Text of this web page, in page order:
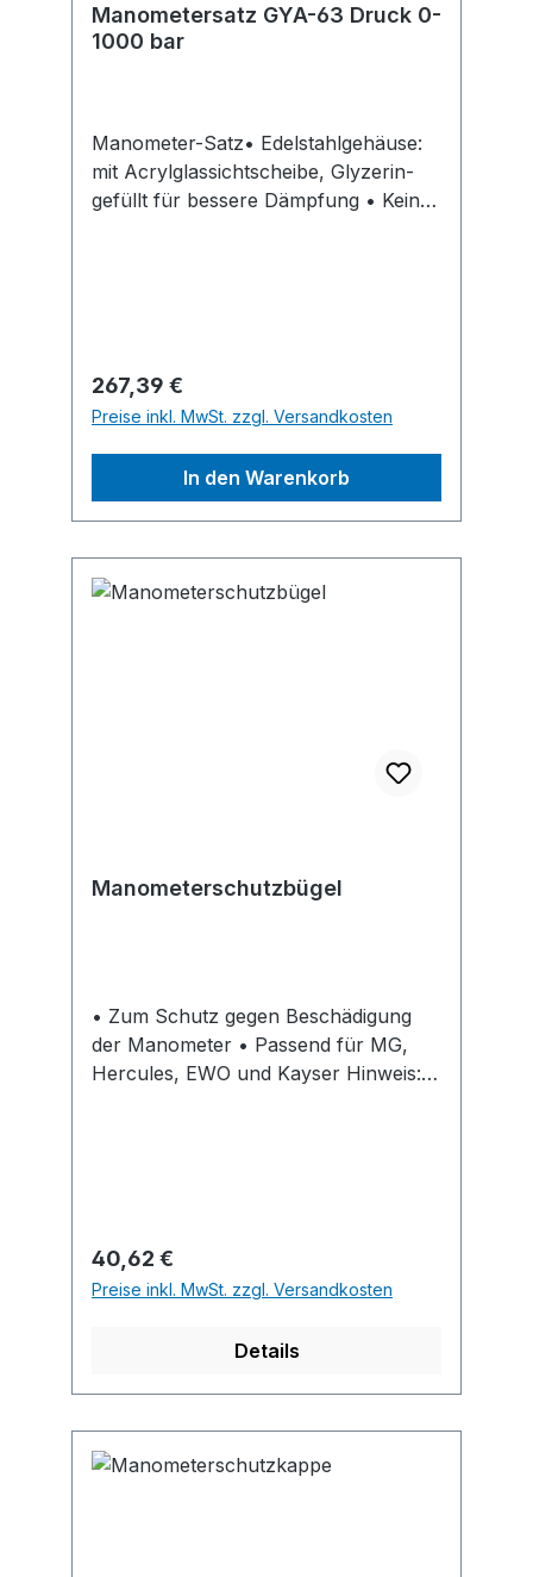
Manometersatz GYA-63 Druck 0-
1000 bar
Manometer-Satz• Edelstahlgehäuse:
mit Acrylglassichtscheibe, Glyzerin-
gefüllt für bessere Dämpfung • Keine
Für alle hydraulischen Handpumpen
des Modells HPS.Hersteller:
Columbus McKinnon EMEA GmbH,
Yale Allee 30, 42329 Wuppertal, DE,
+49202693590,
info.wuppertal@cmco.eu
Regulärer Preis:
267,39 €
Preise inkl. MwSt. zzgl. Versandkosten
In den Warenkorb
Manometerschutzbügel
• Zum Schutz gegen Beschädigung
der Manometer • Passend für MG,
Hercules, EWO und Kayser Hinweis:
Regulärer Preis:
40,62 €
Preise inkl. MwSt. zzgl. Versandkosten
Details